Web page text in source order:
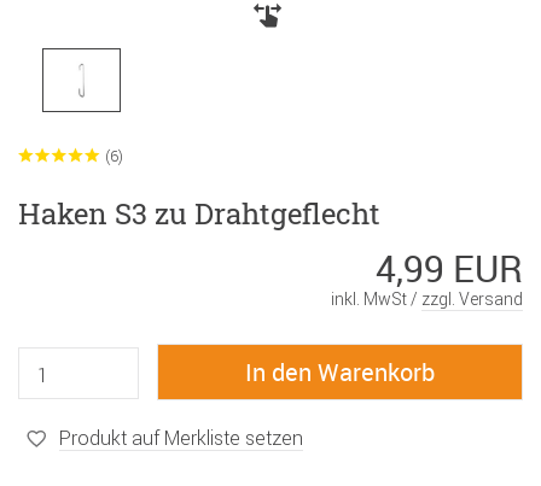
(6)
Haken S3 zu Drahtgeflecht
4,99 EUR
inkl. MwSt / zzgl. Versand
Produkt auf Merkliste setzen